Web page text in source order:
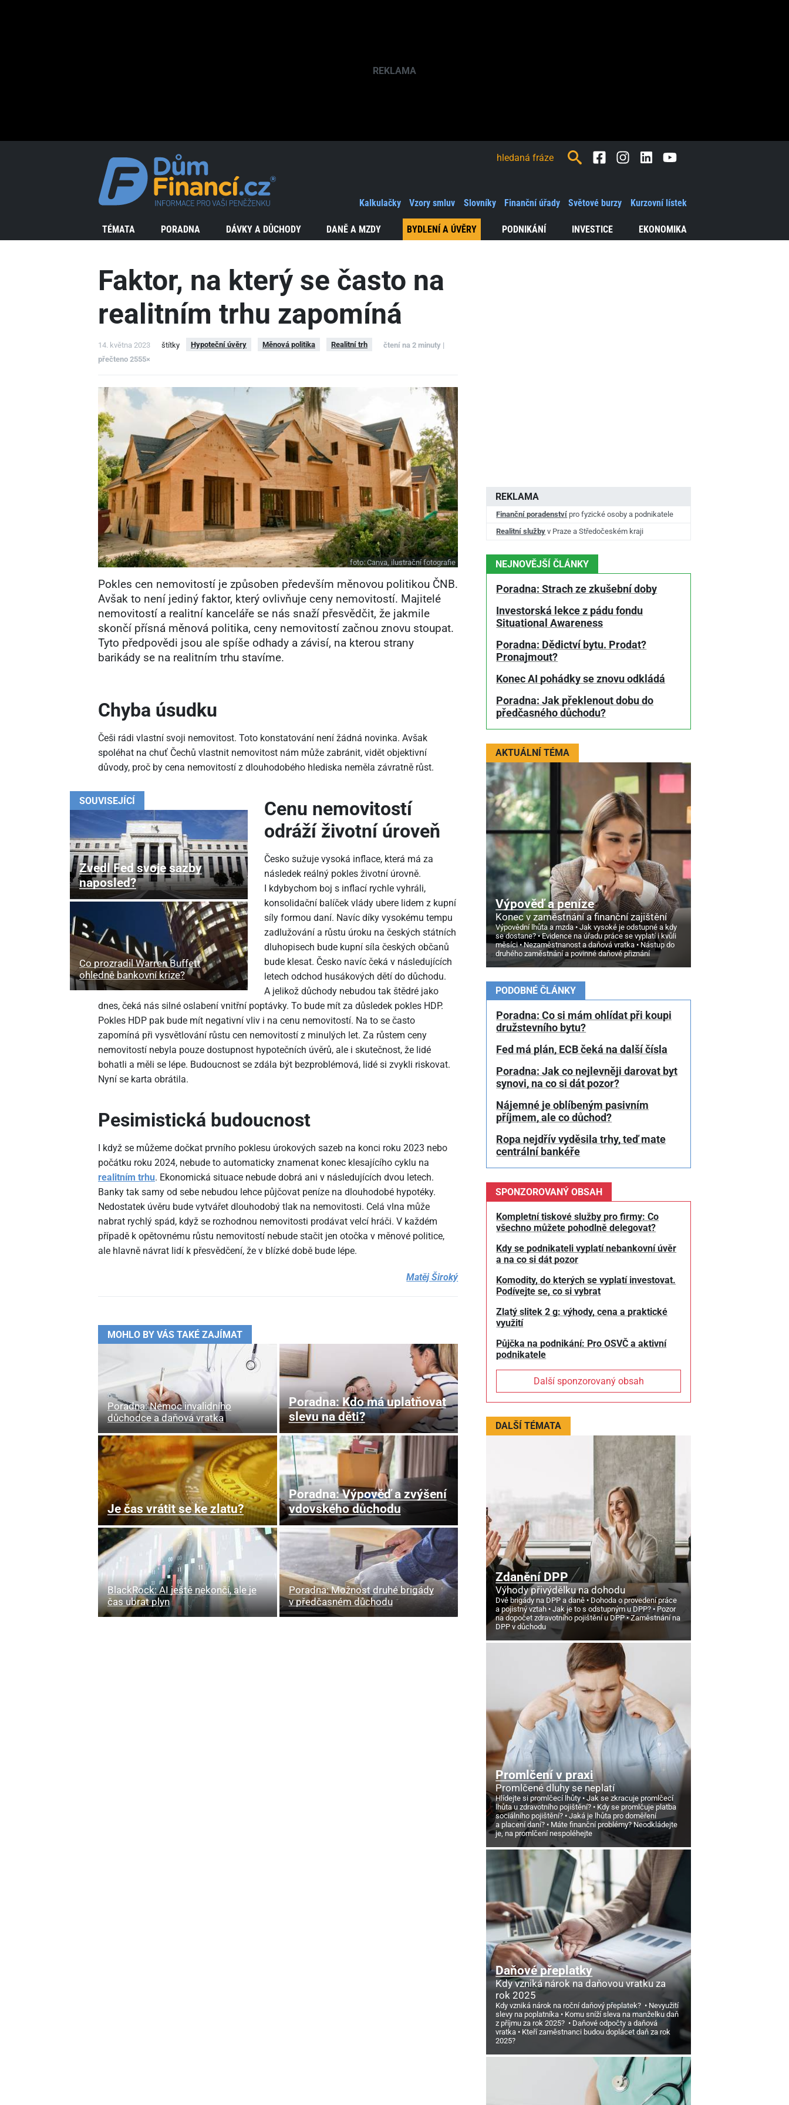
TÉMATA PORADNA DÁVKY A DŮCHODY DANĚ A MZDY BYDLENÍ A ÚVĚRY PODNIKÁNÍ INVESTICE EKONOMIKA
Kalkulačky Vzory smluv Slovníky Finanční úřady Světové burzy Kurzovní lístek
FacebookInstagramLinkedInYoutube
Faktor, na který se často na
realitním trhu zapomíná
14. května 2023 štítky Hypoteční úvěry Měnová politika Realitní trh
čtení na 2 minuty |
přečteno 2555×
foto:Canva, ilustrační fotografie
Pokles cen nemovitostí je způsoben především měnovou politikou ČNB.
Avšak to není jediný faktor, který ovlivňuje ceny nemovitostí. Majitelé
nemovitostí a realitní kanceláře se nás snaží přesvědčit, že jakmile
skončí přísná měnová politika, ceny nemovitostí začnou znovu stoupat.
Tyto předpovědi jsou ale spíše odhady a závisí, na kterou strany
barikády se na realitním trhu stavíme.
Chyba úsudku
Češi rádi vlastní svoji nemovitost. Toto konstatování není žádná novinka. Avšak
spoléhat na chuť Čechů vlastnit nemovitost nám může zabránit, vidět objektivní
důvody, proč by cena nemovitostí z dlouhodobého hlediska neměla závratně růst.
SOUVISEJÍCÍ
Zvedl Fed svoje sazby
naposled?
Co prozradil Warren Buffett
ohledně bankovní krize?
Cenu nemovitostí
odráží životní úroveň
Česko sužuje vysoká inflace, která má za
následek reálný pokles životní úrovně.
I kdybychom boj s inflací rychle vyhráli,
konsolidační balíček vlády ubere lidem z kupní
síly formou daní. Navíc díky vysokému tempu
zadlužování a růstu úroku na českých státních
dluhopisech bude kupní síla českých občanů
bude klesat. Česko navíc čeká v následujících
letech odchod husákových dětí do důchodu.
A jelikož důchody nebudou tak štědré jako
dnes, čeká nás silné oslabení vnitřní poptávky. To bude mít za důsledek pokles HDP.
Pokles HDP pak bude mít negativní vliv i na cenu nemovitostí. Na to se často
zapomíná při vysvětlování růstu cen nemovitostí z minulých let. Za růstem ceny
nemovitostí nebyla pouze dostupnost hypotečních úvěrů, ale i skutečnost, že lidé
bohatli a měli se lépe. Budoucnost se zdála být bezproblémová, lidé si zvykli riskovat.
Nyní se karta obrátila.
Pesimistická budoucnost
I když se můžeme dočkat prvního poklesu úrokových sazeb na konci roku 2023 nebo
počátku roku 2024, nebude to automaticky znamenat konec klesajícího cyklu na
realitním trhu. Ekonomická situace nebude dobrá ani v následujících dvou letech.
Banky tak samy od sebe nebudou lehce půjčovat peníze na dlouhodobé hypotéky.
Nedostatek úvěru bude vytvářet dlouhodobý tlak na nemovitosti. Celá vlna může
nabrat rychlý spád, když se rozhodnou nemovitosti prodávat velcí hráči. V každém
případě k opětovnému růstu nemovitostí nebude stačit jen otočka v měnové politice,
ale hlavně návrat lidí k přesvědčení, že v blízké době bude lépe.
Matěj Široký
MOHLO BY VÁS TAKÉ ZAJÍMAT
Poradna: Nemoc invalidního
důchodce a daňová vratka
Poradna: Kdo má uplatňovat
slevu na děti?
Je čas vrátit se ke zlatu?
Poradna: Výpověď a zvýšení
vdovského důchodu
BlackRock: AI ještě nekončí, ale je
čas ubrat plyn
Poradna: Možnost druhé brigády
v předčasném důchodu
REKLAMA
Finanční poradenství pro fyzické osoby a podnikatele
Realitní služby v Praze a Středočeském kraji
NEJNOVĚJŠÍ ČLÁNKY
Poradna: Strach ze zkušební doby
Investorská lekce z pádu fondu
Situational Awareness
Poradna: Dědictví bytu. Prodat?
Pronajmout?
Konec AI pohádky se znovu odkládá
Poradna: Jak překlenout dobu do
předčasného důchodu?
AKTUÁLNÍ TÉMA
Výpověď a peníze
Konec v zaměstnání a finanční zajištění
Výpovědní lhůta a mzda
Jak vysoké je odstupné a kdy
se dostane?
Evidence na úřadu práce se vyplatí i kvůli
měsíci
Nezaměstnanost a daňová vratka
Nástup do
druhého zaměstnání a povinné daňové přiznání
PODOBNÉ ČLÁNKY
Poradna: Co si mám ohlídat při koupi
družstevního bytu?
Fed má plán, ECB čeká na další čísla
Poradna: Jak co nejlevněji darovat byt
synovi, na co si dát pozor?
Nájemné je oblíbeným pasivním
příjmem, ale co důchod?
Ropa nejdřív vyděsila trhy, teď mate
centrální bankéře
SPONZOROVANÝ OBSAH
Kompletní tiskové služby pro firmy: Co
všechno můžete pohodlně delegovat?
Kdy se podnikateli vyplatí nebankovní úvěr
a na co si dát pozor
Komodity, do kterých se vyplatí investovat.
Podívejte se, co si vybrat
Zlatý slitek 2 g: výhody, cena a praktické
využití
Půjčka na podnikání: Pro OSVČ a aktivní
podnikatele
Další sponzorovaný obsah
DALŠÍ TÉMATA
Zdanění DPP
Výhody přivýdělku na dohodu
Dvě brigády na DPP a daně
Dohoda o provedení práce
a pojistný vztah
Jak je to s odstupným u DPP?
Pozor
na dopočet zdravotního pojištění u DPP
Zaměstnání na
DPP v důchodu
Promlčení v praxi
Promlčené dluhy se neplatí
Hlídejte si promlčecí lhůty
Jak se zkracuje promlčecí
lhůta u zdravotního pojištění?
Kdy se promlčuje platba
sociálního pojištění?
Jaká je lhůta pro doměření
a placení daní?
Máte finanční problémy? Neodkládejte
je, na promlčení nespoléhejte
Daňové přeplatky
Kdy vzniká nárok na daňovou vratku za
rok 2025
Kdy vzniká nárok na roční daňový přeplatek?
Nevyužití
slevy na poplatníka
Komu sníží sleva na manželku daň
z příjmu za rok 2025?
Daňové odpočty a daňová
vratka
Kteří zaměstnanci budou doplácet daň za rok
2025?